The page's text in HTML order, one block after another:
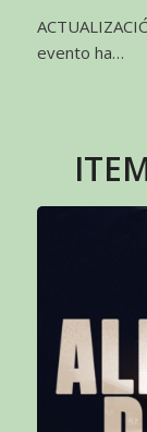
evento ha…